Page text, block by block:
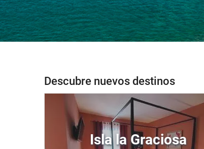
Descubre nuevos destinos
Isla la Graciosa